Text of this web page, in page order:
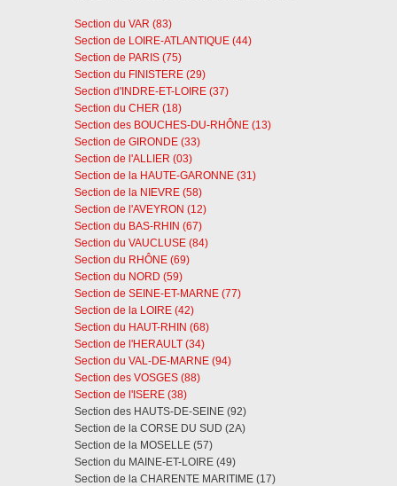
Section du VAR (83)
Section de LOIRE-ATLANTIQUE (44)
Section de PARIS (75)
Section du FINISTERE (29)
Section d'INDRE-ET-LOIRE (37)
Section du CHER (18)
Section des BOUCHES-DU-RHÔNE (13)
Section de GIRONDE (33)
Section de l'ALLIER (03)
Section de la HAUTE-GARONNE (31)
Section de la NIEVRE (58)
Section de l'AVEYRON (12)
Section du BAS-RHIN (67)
Section du VAUCLUSE (84)
Section du RHÔNE (69)
Section du NORD (59)
Section de SEINE-ET-MARNE (77)
Section de la LOIRE (42)
Section du HAUT-RHIN (68)
Section de l'HERAULT (34)
Section du VAL-DE-MARNE (94)
Section des VOSGES (88)
Section de l'ISERE (38)
Section des HAUTS-DE-SEINE (92)
Section de la CORSE DU SUD (2A)
Section de la MOSELLE (57)
Section du MAINE-ET-LOIRE (49)
Section de la CHARENTE MARITIME (17)